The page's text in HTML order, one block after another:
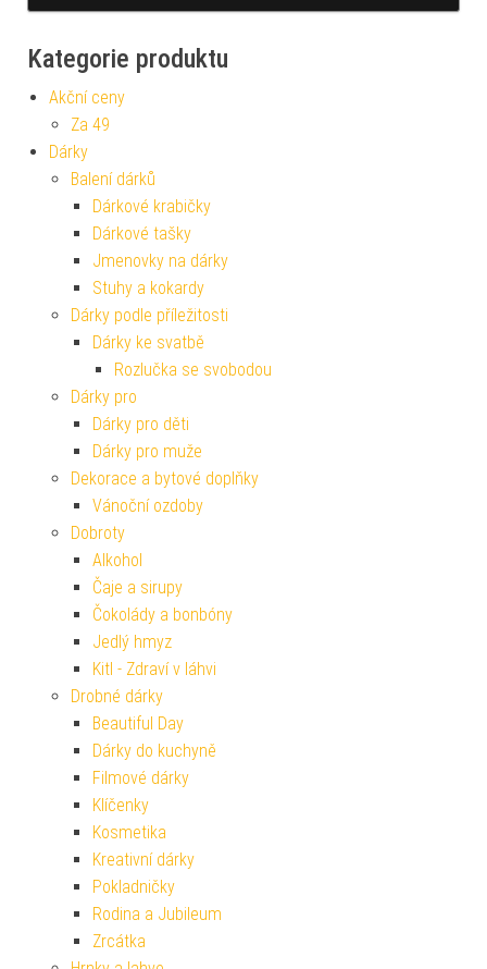
Kategorie produktu
Akční ceny
Za 49
Dárky
Balení dárků
Dárkové krabičky
Dárkové tašky
Jmenovky na dárky
Stuhy a kokardy
Dárky podle příležitosti
Dárky ke svatbě
Rozlučka se svobodou
Dárky pro
Dárky pro děti
Dárky pro muže
Dekorace a bytové doplňky
Vánoční ozdoby
Dobroty
Alkohol
Čaje a sirupy
Čokolády a bonbóny
Jedlý hmyz
Kitl - Zdraví v láhvi
Drobné dárky
Beautiful Day
Dárky do kuchyně
Filmové dárky
Klíčenky
Kosmetika
Kreativní dárky
Pokladničky
Rodina a Jubileum
Zrcátka